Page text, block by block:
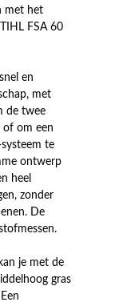
met het
FSA 60
en
met
de twee
of om een
te
ontwerp
heel
zonder
De
je met de
gras